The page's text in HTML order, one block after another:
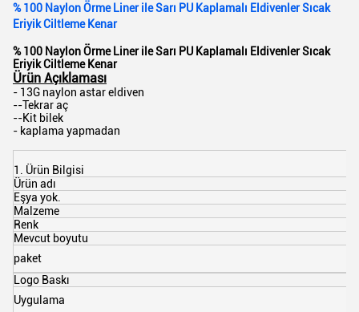
% 100 Naylon Örme Liner ile Sarı PU Kaplamalı Eldivenler Sıcak
Eriyik Ciltleme Kenar
% 100 Naylon Örme Liner ile Sarı PU Kaplamalı Eldivenler Sıcak
Eriyik Ciltleme Kenar
Ürün Açıklaması
- 13G naylon astar eldiven
--Tekrar aç
--Kit bilek
- kaplama yapmadan
1. Ürün Bilgisi
Ürün adı
Eşya yok.
Malzeme
Renk
Mevcut boyutu
paket
Logo Baskı
Uygulama